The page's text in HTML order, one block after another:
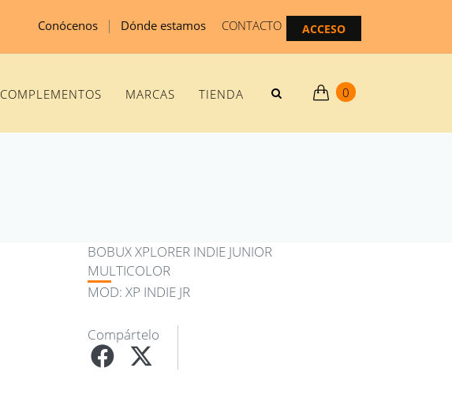
Conócenos | Dónde estamos CONTACTO ACCESO
COMPLEMENTOS MARCAS TIENDA 0
BOBUX XPLORER INDIE JUNIOR
MULTICOLOR
MOD: XP INDIE JR
Compártelo